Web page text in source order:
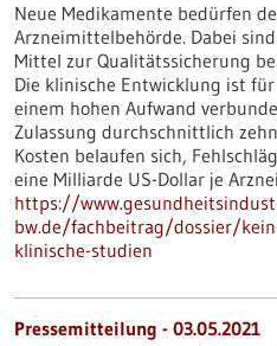
Neue Medikamente bedürfen
Arzneimittelbehörde. Dabei
Mittel zur Qualitätssicherung
Die klinische Entwicklung ist
einem hohen Aufwand
Zulassung durchschnittlich
Kosten belaufen sich,
eine Milliarde US-Dollar je
https://
bw.de/fachbeitrag/dossier/
klinische-studien
Pressemitteilung - 03.05.2021